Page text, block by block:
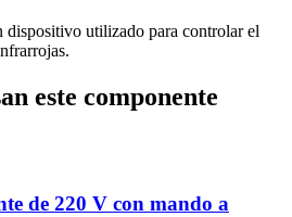
dispositivo utilizado para controlar el
este componente
de 220 V con mando a